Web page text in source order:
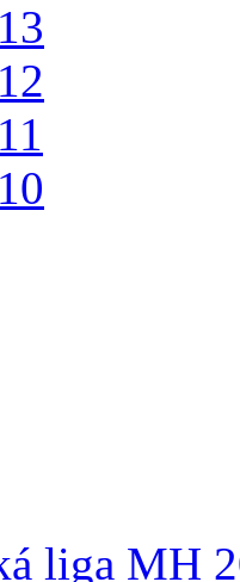
liga MH